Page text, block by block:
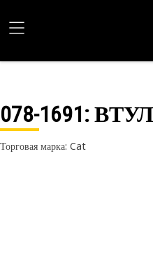
078-1691:
Торговая марка: Cat